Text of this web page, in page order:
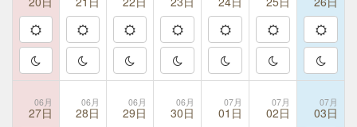
06月
27日
06月
28日
06月
29日
06月
30日
07月
01日
07月
02日
07月
03日